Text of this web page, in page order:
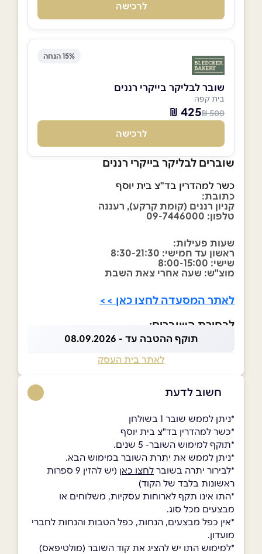
לרכישה
15% הנחה
שובר לבליקר בייקרי רננים
בית קפה
500 ₪
425 ₪
לרכישה
שוברים לבליקר בייקרי רננים
כשר למהדרין בד"צ בית יוסף
כתובת:
קניון רננים (קומת קרקע), רעננה
טלפון: 09-7446000
שעות פעילות:
ראשון עד חמישי: 8:30-21:30
שישי: 8:00-15:00
מוצ"ש: שעה אחרי צאת השבת
לאתר המסעדה לחצו כאן >>
לבחירת השוברים:
תוקף ההטבה עד - 08.09.2026
לאתר בית העסק
חשוב לדעת
*ניתן לממש שובר 1 בשולחן
*כשר למהדרין בד"צ בית יוסף
*תוקף למימוש השובר- 5 שנים.
*ניתן לממש את יתרת השובר במימוש הבא.
*לבירור יתרה בשובר לחצו כאן
(יש להזין 9 ספרות
ראשונות בלבד של הקוד)
*התו אינו תקף לארוחות עסקיות, משלוחים או
מבצעים מכל סוג.
*אין כפל מבצעים, הנחות, כפל הטבות והנחות לחברי
מועדון.
*למימוש התו יש להציג את קוד השובר (מולטיפאס)